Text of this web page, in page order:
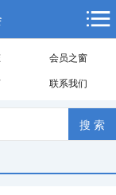
会员之窗
联系我们